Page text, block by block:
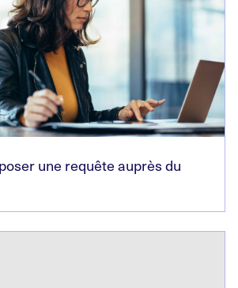
une requête auprès du